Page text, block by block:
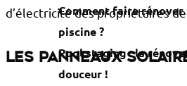
Comment faire rénover
piscine ?
Pool staging : la
douceur !
d’électricité des propriétaires de
Les panneaux